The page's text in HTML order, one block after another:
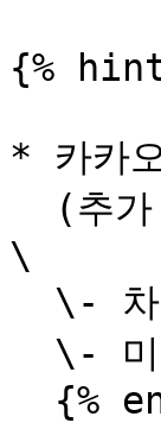
{%
* 카카
\